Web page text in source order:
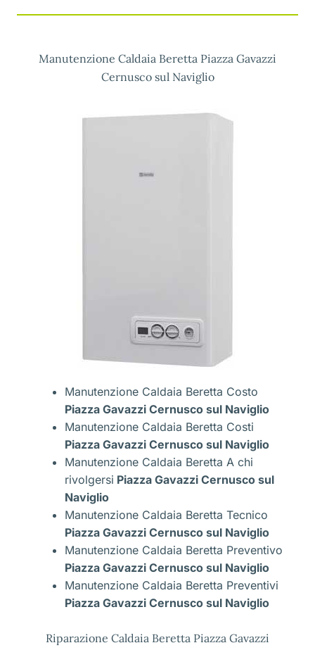
Manutenzione Caldaia Beretta Piazza Gavazzi
Cernusco sul Naviglio
Manutenzione Caldaia Beretta Costo
Piazza Gavazzi Cernusco sul Naviglio
Manutenzione Caldaia Beretta Costi
Piazza Gavazzi Cernusco sul Naviglio
Manutenzione Caldaia Beretta A chi
rivolgersi Piazza Gavazzi Cernusco sul
Naviglio
Manutenzione Caldaia Beretta Tecnico
Piazza Gavazzi Cernusco sul Naviglio
Manutenzione Caldaia Beretta Preventivo
Piazza Gavazzi Cernusco sul Naviglio
Manutenzione Caldaia Beretta Preventivi
Piazza Gavazzi Cernusco sul Naviglio
Riparazione Caldaia Beretta Piazza Gavazzi